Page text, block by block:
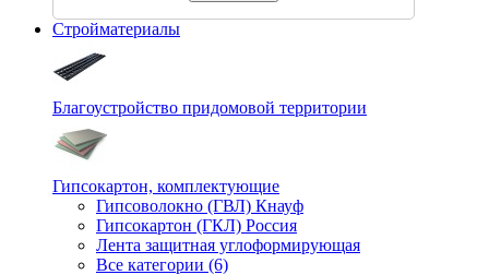
Стройматериалы
Благоустройство придомовой территории
Гипсокартон, комплектующие
Гипсоволокно (ГВЛ) Кнауф
Гипсокартон (ГКЛ) Россия
Лента защитная углоформирующая
Все категории (6)